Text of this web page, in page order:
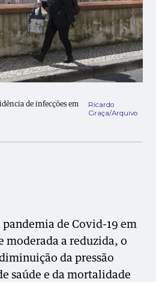
de infecções em
Ricardo
Graça/Arquivo
de Covid-19 em
moderada a reduzida, o
da pressão
saúde e da mortalidade